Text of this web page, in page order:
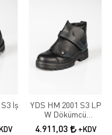
İş
YDS HM 2001 S3 LP
W Dökümcü
Ayakkabısı
4.911,03 +KDV